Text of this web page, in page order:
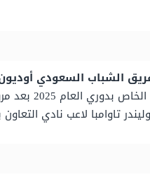
الشباب السعودي
تاوامبا لاعب نادي